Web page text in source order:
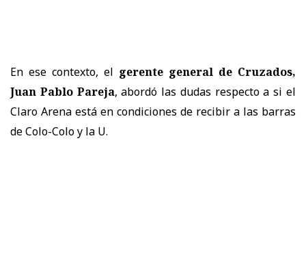
En ese contexto, el gerente general de Cruzados,
Juan Pablo Pareja, abordó las dudas respecto a si el
Claro Arena está en condiciones de recibir a las barras
de Colo-Colo y la U.